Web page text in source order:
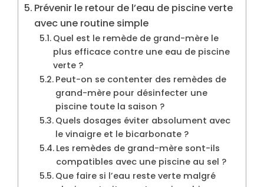
Prévenir le retour de l’eau de piscine verte
avec une routine simple
Quel est le remède de grand-mère le
plus efficace contre une eau de piscine
verte ?
Peut-on se contenter des remèdes de
grand-mère pour désinfecter une
piscine toute la saison ?
Quels dosages éviter absolument avec
le vinaigre et le bicarbonate ?
Les remèdes de grand-mère sont-ils
compatibles avec une piscine au sel ?
Que faire si l’eau reste verte malgré